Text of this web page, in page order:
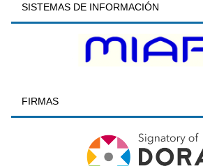
SISTEMAS DE INFORMACIÓN
FIRMAS